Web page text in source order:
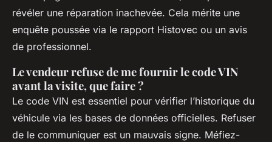
révéler une réparation inachevée. Cela mérite une
enquête poussée via le rapport Histovec ou un avis
de professionnel.
Le vendeur refuse de me fournir le code VIN
avant la visite, que faire ?
Le code VIN est essentiel pour vérifier l’historique du
véhicule via les bases de données officielles. Refuser
de le communiquer est un mauvais signe. Méfiez-